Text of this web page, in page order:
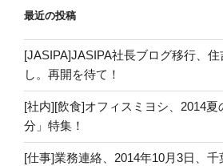
最近の投稿
[JASIPA]JASIPA社長ブログ移行、
し。再開を待て！
[社内][飲食]オフィスミヨシ、2014夏
分」特集！
[仕事]業務連絡、2014年10月3日、